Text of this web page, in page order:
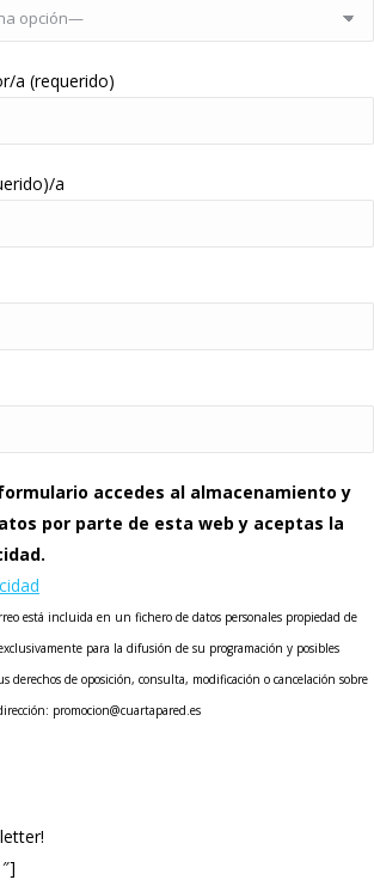
a (requerido)
a
accedes al almacenamiento y
por parte de esta web y aceptas la
está incluida en un fichero de datos personales propiedad de
para la difusión de su programación y posibles
derechos de oposición, consulta, modificación o cancelación sobre
promocion@cuartapared.es